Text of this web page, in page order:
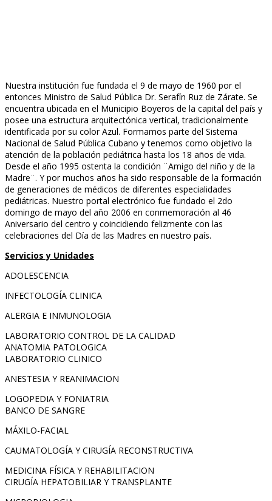
Nuestra institución fue fundada el 9 de mayo de 1960 por el
entonces Ministro de Salud Pública Dr. Serafín Ruz de Zárate. Se
encuentra ubicada en el Municipio Boyeros de la capital del país y
posee una estructura arquitectónica vertical, tradicionalmente
identificada por su color Azul. Formamos parte del Sistema
Nacional de Salud Pública Cubano y tenemos como objetivo la
atención de la población pediátrica hasta los 18 años de vida.
Desde el año 1995 ostenta la condición ¨Amigo del niño y de la
Madre¨. Y por muchos años ha sido responsable de la formación
de generaciones de médicos de diferentes especialidades
pediátricas. Nuestro portal electrónico fue fundado el 2do
domingo de mayo del año 2006 en conmemoración al 46
Aniversario del centro y coincidiendo felizmente con las
celebraciones del Día de las Madres en nuestro país.
Servicios y Unidades
ADOLESCENCIA
INFECTOLOGÍA CLINICA
ALERGIA E INMUNOLOGIA
LABORATORIO CONTROL DE LA CALIDAD
ANATOMIA PATOLOGICA
LABORATORIO CLINICO
ANESTESIA Y REANIMACION
LOGOPEDIA Y FONIATRIA
BANCO DE SANGRE
MÁXILO-FACIAL
CAUMATOLOGÍA Y CIRUGÍA RECONSTRUCTIVA
MEDICINA FÍSICA Y REHABILITACION
CIRUGÍA HEPATOBILIAR Y TRANSPLANTE